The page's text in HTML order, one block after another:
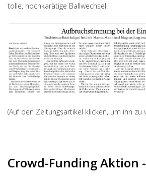
tolle, hochkarätige Ballwechsel.
(Auf den Zeitungsartikel klicken, um ihn zu
Crowd-Funding Aktion